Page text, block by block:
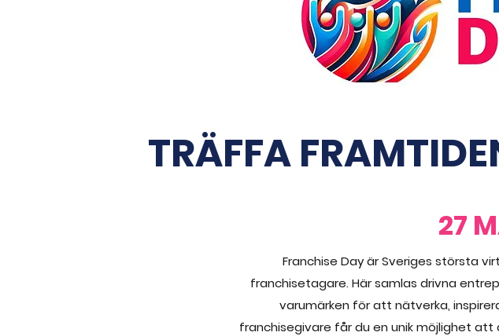
TRÄFFA
27
Franchise Day är Sveriges största
franchisetagare. Här samlas drivna
varumärken för att nätverka,
franchisegivare får du en unik möjlighet